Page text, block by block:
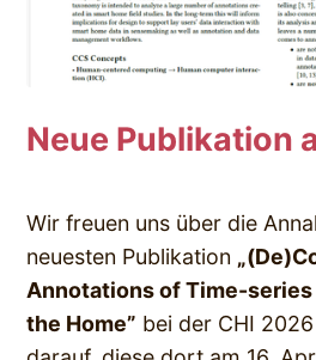
Neue Publikation
Wir freuen uns über die
neuesten Publikation
Annotations of Time-series
the Home” bei der CHI